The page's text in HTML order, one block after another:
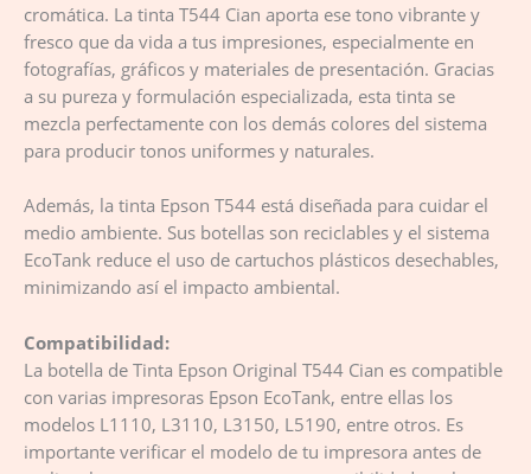
cromática. La tinta T544 Cian aporta ese tono vibrante y
fresco que da vida a tus impresiones, especialmente en
fotografías, gráficos y materiales de presentación. Gracias
a su pureza y formulación especializada, esta tinta se
mezcla perfectamente con los demás colores del sistema
para producir tonos uniformes y naturales.
Además, la tinta Epson T544 está diseñada para cuidar el
medio ambiente. Sus botellas son reciclables y el sistema
EcoTank reduce el uso de cartuchos plásticos desechables,
minimizando así el impacto ambiental.
Compatibilidad:
La botella de Tinta Epson Original T544 Cian es compatible
con varias impresoras Epson EcoTank, entre ellas los
modelos L1110, L3110, L3150, L5190, entre otros. Es
importante verificar el modelo de tu impresora antes de